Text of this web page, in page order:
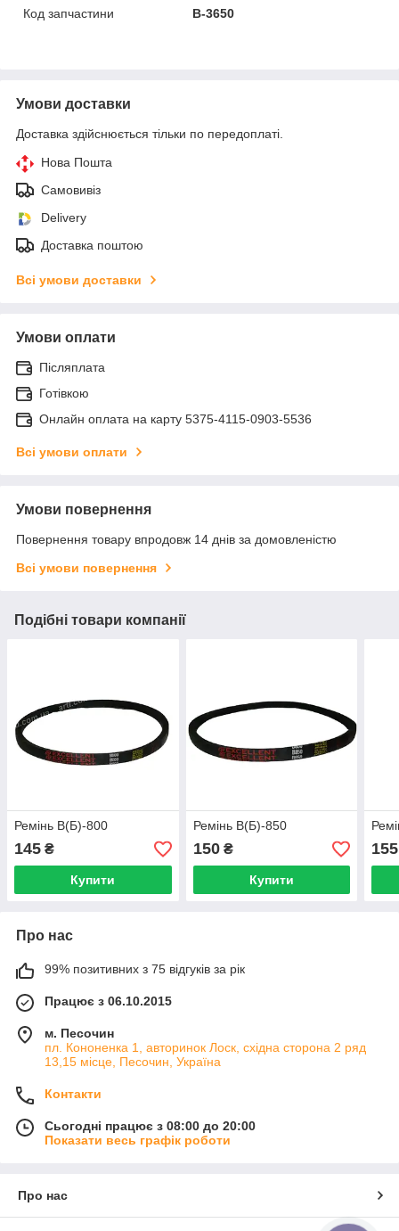
Код запчастини
B-3650
Умови доставки
Доставка здійснюється тільки по передоплаті.
Нова Пошта
Самовивіз
Delivery
Доставка поштою
Всі умови доставки
Умови оплати
Післяплата
Готівкою
Онлайн оплата на карту 5375-4115-0903-5536
Всі умови оплати
Умови повернення
Повернення товару впродовж 14 днів за домовленістю
Всі умови повернення
Подібні товари компанії
Ремінь В(Б)-800
145 ₴
Купити
Ремінь В(Б)-850
150₴
Купити
155
Про нас
99% позитивних з 75 відгуків за рік
Працює з 06.10.2015
м. Песочин
пл. Кононенка 1, авторинок Лоск, східна сторона 2 ряд
13,15 місце, Песочин, Україна
Контакти
Сьогодні працює з 08:00 до 20:00
Показати весь графік роботи
Про нас